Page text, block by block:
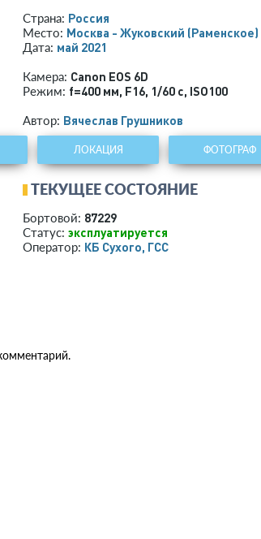
Страна: Россия
Место: Москва - Жуковский (Раменское)
Дата: май 2021
Камера: Canon EOS 6D
Режим: f=400 мм, F16, 1/60 с, ISO100
Автор: Вячеслав Грушников
ЛОКАЦИЯ ФОТОГРАФ
ТЕКУЩЕЕ СОСТОЯНИЕ
Бортовой: 87229
Статус: эксплуатируется
Оператор: КБ Сухого, ГСС